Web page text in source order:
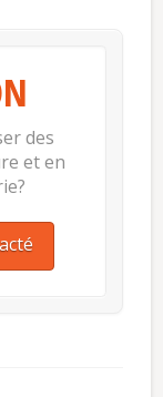
des
et en